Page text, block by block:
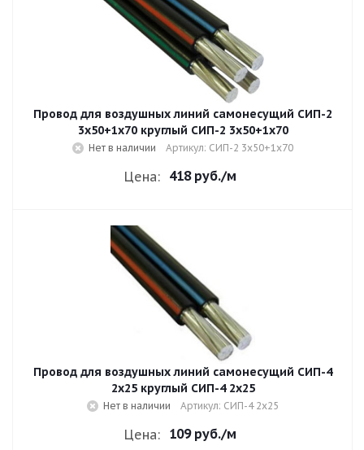
Провод для воздушных линий самонесущий СИП-2
3х50+1х70 круглый СИП-2 3х50+1х70
Нет в наличии Артикул: СИП-2 3х50+1х70
Цена: 418 руб./м
Провод для воздушных линий самонесущий СИП-4
2х25 круглый СИП-4 2х25
Нет в наличии Артикул: СИП-4 2х25
Цена: 109 руб./м